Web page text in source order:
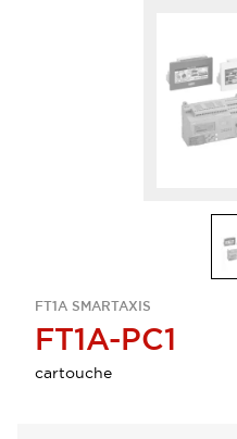
FT1A SMARTAXIS
FT1A-PC1
cartouche